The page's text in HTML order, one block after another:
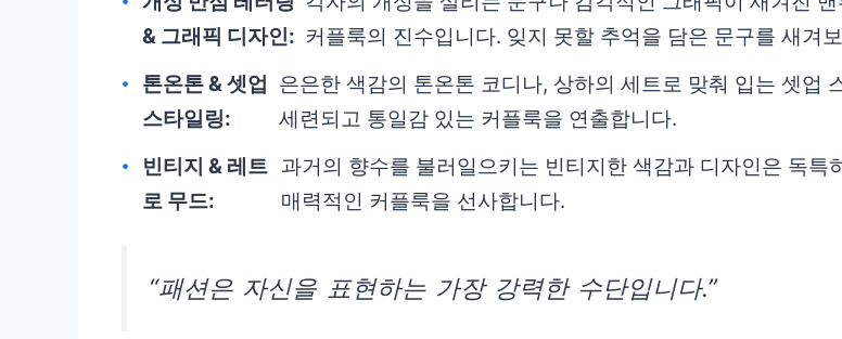
& 그래픽 디자인: 커플룩의 진수입니다. 잊지 못할 추억을 담은 문구를 새겨
톤온톤 & 셋업
스타일링:
은은한 색감의 톤온톤 코디나, 상하의 세트로 맞춰 입는 셋업
세련되고 통일감 있는 커플룩을 연출합니다.
빈티지 & 레트
로 무드:
과거의 향수를 불러일으키는 빈티지한 색감과 디자인은 독특
매력적인 커플룩을 선사합니다.
“패션은 자신을 표현하는 가장 강력한 수단입니다.”